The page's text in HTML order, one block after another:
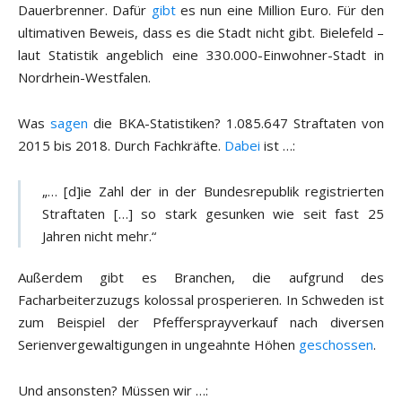
Dauerbrenner. Dafür gibtes nun eine Million Euro. Für den
ultimativen Beweis, dass es die Stadt nicht gibt. Bielefeld –
laut Statistik angeblich eine 330.000-Einwohner-Stadt in
Nordrhein-Westfalen.
Wassagen die BKA-Statistiken? 1.085.647 Straftaten von
2015 bis 2018. Durch Fachkräfte. Dabei ist …:
„… [d]ie Zahl der in der Bundesrepublik registrierten
Straftaten […] so stark gesunken wie seit fast 25
Jahren nicht mehr.“
Außerdem gibt es Branchen, die aufgrund des
Facharbeiterzuzugs kolossal prosperieren. In Schweden ist
zum Beispiel der Pfeffersprayverkauf nach diversen
Serienvergewaltigungen in ungeahnte Höhen geschossen.
Und ansonsten? Müssen wir …: